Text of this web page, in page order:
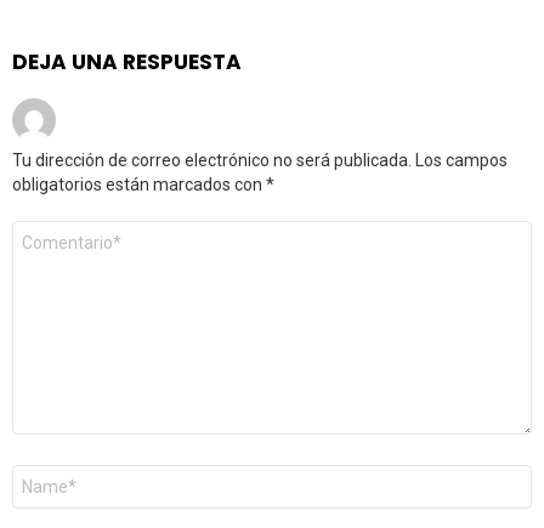
DEJA UNA RESPUESTA
Tu dirección de correo electrónico no será publicada. Los campos
obligatorios están marcados con *
Comentario
Nombre